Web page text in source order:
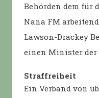
Behörden dem für
Nana FM
Lawson-Drackey
einen Minister
Straffreiheit
Ein Verband von